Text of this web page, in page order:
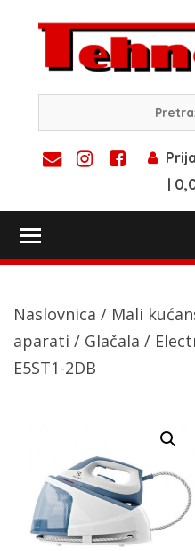
content
|
Naslovnica / Mali
aparati / Glačala /
E5ST1-2DB